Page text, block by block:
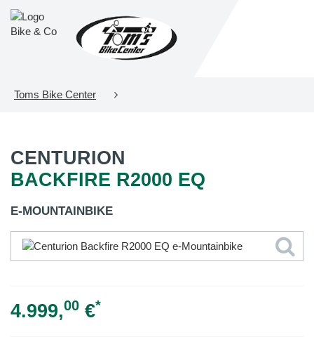
Toms Bike Center
CENTURION
BACKFIRE R2000 EQ
E-MOUNTAINBIKE
4.999,00 €*